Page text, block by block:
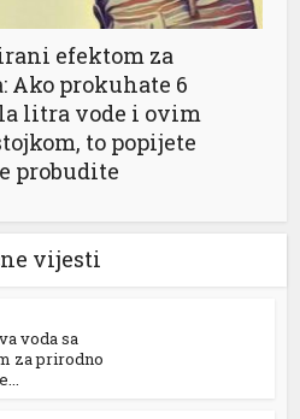
efektom za
Ako prokuhate 6
litra vode i ovim
to popijete
probudite
vijesti
voda sa
za prirodno